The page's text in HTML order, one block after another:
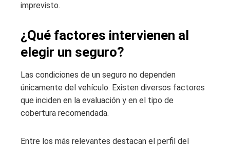
imprevisto.
¿Qué factores intervienen al
elegir un seguro?
Las condiciones de un seguro no dependen
únicamente del vehículo. Existen diversos factores
que inciden en la evaluación y en el tipo de
cobertura recomendada.
Entre los más relevantes destacan el perfil del